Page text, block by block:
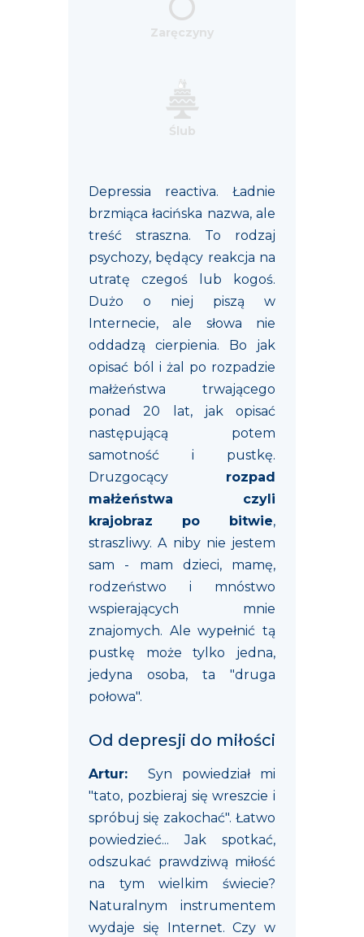
Zaręczyny
Ślub
Depressia reactiva. Ładnie
brzmiąca łacińska nazwa, ale
treść straszna. To rodzaj
psychozy, będący reakcja na
utratę czegoś lub kogoś.
Dużo o niej piszą w
Internecie, ale słowa nie
oddadzą cierpienia. Bo jak
opisać ból i żal po rozpadzie
małżeństwa trwającego
ponad 20 lat, jak opisać
następującą potem
samotność i pustkę.
Druzgocący rozpad
małżeństwa czyli
krajobraz po bitwie,
straszliwy. A niby nie jestem
sam - mam dzieci, mamę,
rodzeństwo i mnóstwo
wspierających mnie
znajomych. Ale wypełnić tą
pustkę może tylko jedna,
jedyna osoba, ta "druga
połowa".
Od depresji do miłości
Artur: Syn powiedział mi
"tato, pozbieraj się wreszcie i
spróbuj się zakochać". Łatwo
powiedzieć... Jak spotkać,
odszukać prawdziwą miłość
na tym wielkim świecie?
Naturalnym instrumentem
wydaje się Internet. Czy w